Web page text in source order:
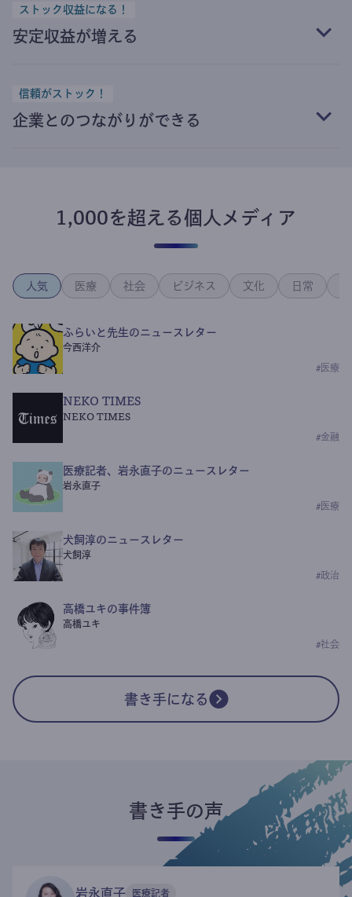
ストック収益になる！
安定収益が増える
信頼がストック！
企業とのつながりができる
1,000を超える個人メディア
人気 医療 社会 ビジネス 文化 日常
ふらいと先生のニュースレター
今西洋介
# 医療
NEKO TIMES
NEKO TIMES
#金融
医療記者、岩永直子のニュースレター
岩永直子
# 医療
犬飼淳のニュースレター
犬飼淳
#政治
高橋ユキの事件簿
高橋ユキ
#社会
書き手になる
書き手の声
岩永直子 医療記者